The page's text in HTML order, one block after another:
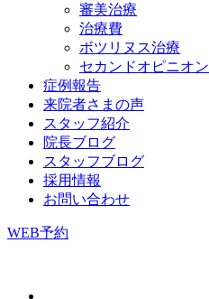
審美治療
治療費
ボツリヌス治療
セカンドオピニオン
症例報告
来院者さまの声
スタッフ紹介
院長ブログ
スタッフブログ
採用情報
お問い合わせ
WEB予約